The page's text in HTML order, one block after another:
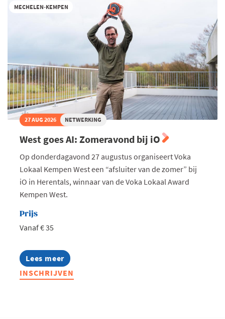
bij
MECHELEN-KEMPEN
27 AUG 2026 NETWERKING
West goes AI: Zomeravond bij iO
Op donderdagavond 27 augustus organiseert Voka
Lokaal Kempen West een “afsluiter van de zomer” bij
iO in Herentals, winnaar van de Voka Lokaal Award
Kempen West.
Prijs
Vanaf € 35
Lees meer
about
West
goes
INSCHRIJVEN